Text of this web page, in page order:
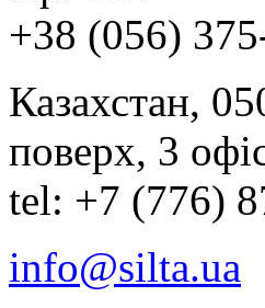
+38 (056)
Казахстан,
поверх, 3
tel: +7 (776)
info@silta.ua